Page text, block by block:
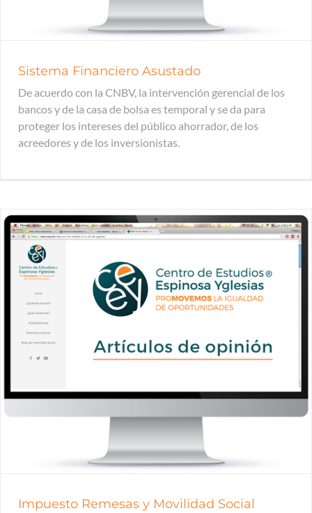
Sistema Financiero Asustado
De acuerdo con la CNBV, la intervención gerencial de los
bancos y de la casa de bolsa es temporal y se da para
proteger los intereses del público ahorrador, de los
acreedores y de los inversionistas.
Impuesto Remesas y Movilidad Social